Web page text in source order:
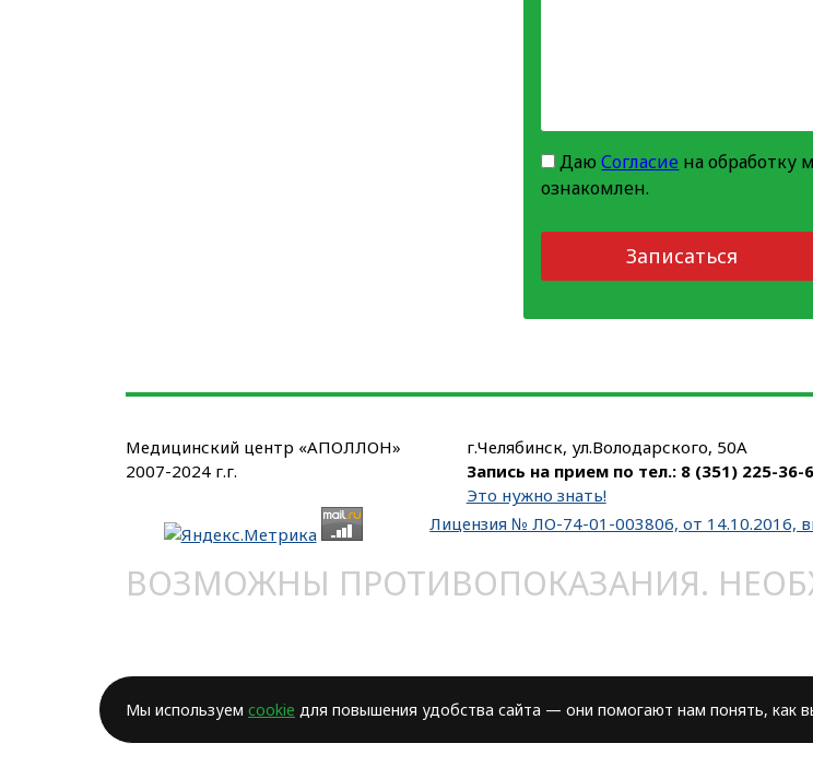
ДаюСогласие на обработку
ознакомлен.
Записаться
Медицинский центр «АПОЛЛОН»
2007-2024 г.г.
г.Челябинск, ул.Володарского, 50А
Запись на прием по тел.: 8 (351) 225-36-
Это нужно знать!
Лицензия № ЛО-74-01-003806, от 14.10.2016,
ВОЗМОЖНЫ ПРОТИВОПОКАЗАНИЯ.
Мы используем cookie для повышения удобства сайта — они помогают нам понять, как